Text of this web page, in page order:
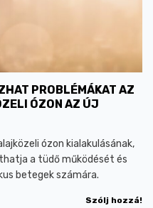
PROBLÉMÁKAT AZ
ÓZON AZ ÚJ
ózon kialakulásának,
a tüdő működését és
betegek számára.
Szólj hozzá!